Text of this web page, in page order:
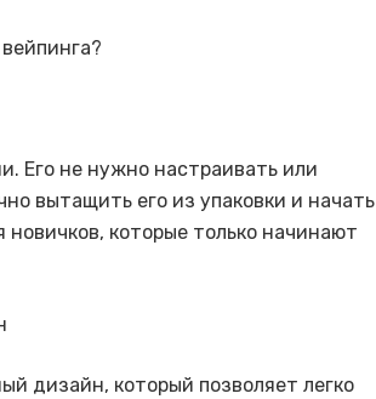
Его не нужно настраивать или
вытащить его из упаковки и начать
которые только начинают
дизайн, который позволяет легко